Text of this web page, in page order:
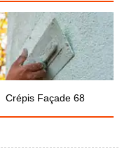
Crépis Façade 68